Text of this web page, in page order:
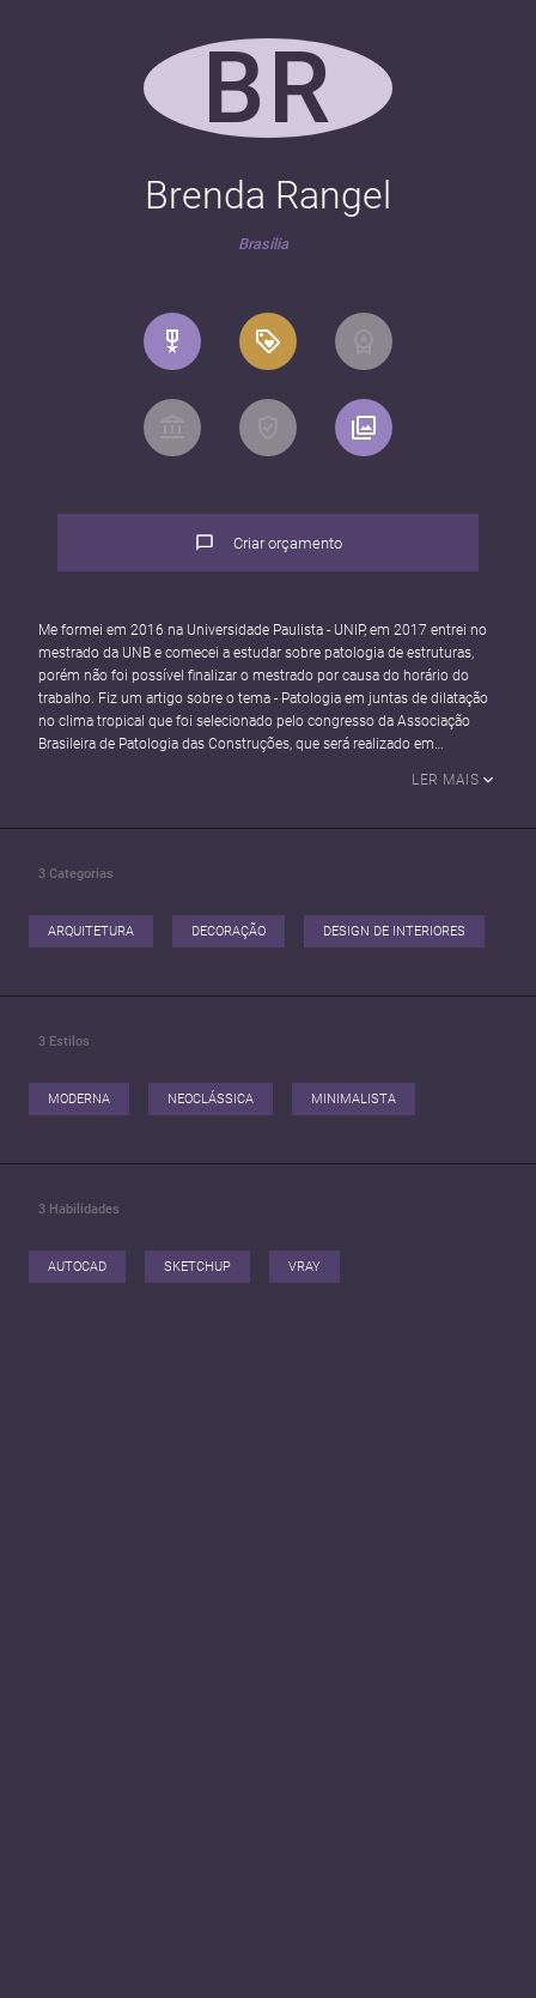
BR
Brenda Rangel
Brasília
Criar orçamento
Me formei em 2016 na Universidade Paulista - UNIP, em 2017 entrei no
mestrado da UNB e comecei a estudar sobre patologia de estruturas,
porém não foi possível finalizar o mestrado por causa do horário do
trabalho. Fiz um artigo sobre o tema - Patologia em juntas de dilatação
no clima tropical que foi selecionado pelo congresso da Associação
Brasileira de Patologia das Construções, que será realizado em
LER MAIS
3 Categorias
ARQUITETURA DECORAÇÃO DESIGN DE INTERIORES
3 Estilos
MODERNA NEOCLÁSSICA MINIMALISTA
3 Habilidades
AUTOCAD SKETCHUP VRAY